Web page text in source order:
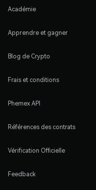
Académie
Apprendre et gagner
Blog de Crypto
Frais et conditions
Phemex API
Références des contrats
Vérification Officielle
Feedback